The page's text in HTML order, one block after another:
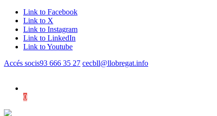
Link to Facebook
Link to X
Link to Instagram
Link to LinkedIn
Link to Youtube
Accés socis93 666 35 27 cecbll@llobregat.info
0